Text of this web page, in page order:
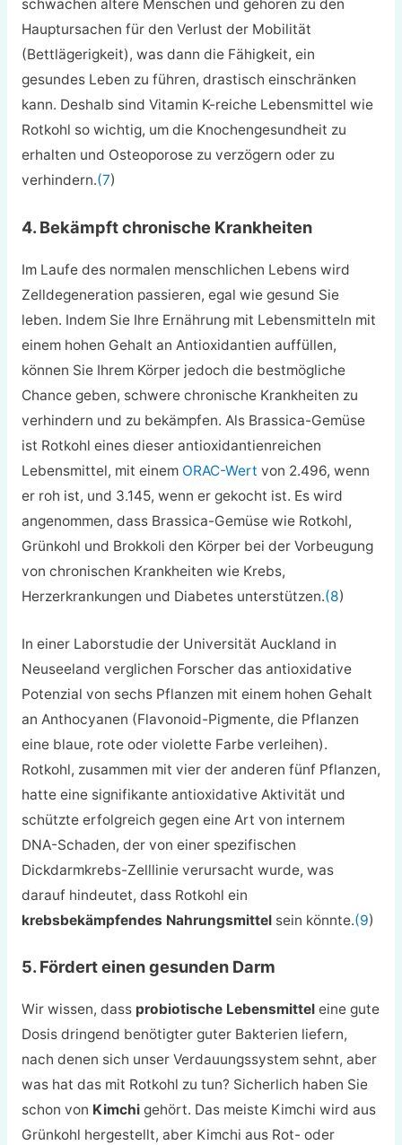
schwächen ältere Menschen und gehören zu den
Hauptursachen für den Verlust der Mobilität
(Bettlägerigkeit), was dann die Fähigkeit, ein
gesundes Leben zu führen, drastisch einschränken
kann. Deshalb sind Vitamin K-reiche Lebensmittel wie
Rotkohl so wichtig, um die Knochengesundheit zu
erhalten und Osteoporose zu verzögern oder zu
verhindern.(7)
4. Bekämpft chronische Krankheiten
Im Laufe des normalen menschlichen Lebens wird
Zelldegeneration passieren, egal wie gesund Sie
leben. Indem Sie Ihre Ernährung mit Lebensmitteln mit
einem hohen Gehalt an Antioxidantien auffüllen,
können Sie Ihrem Körper jedoch die bestmögliche
Chance geben, schwere chronische Krankheiten zu
verhindern und zu bekämpfen. Als Brassica-Gemüse
ist Rotkohl eines dieser antioxidantienreichen
Lebensmittel, mit einem ORAC-Wert von 2.496, wenn
er roh ist, und 3.145, wenn er gekocht ist. Es wird
angenommen, dass Brassica-Gemüse wie Rotkohl,
Grünkohl und Brokkoli den Körper bei der Vorbeugung
von chronischen Krankheiten wie Krebs,
Herzerkrankungen und Diabetes unterstützen.(8)
In einer Laborstudie der Universität Auckland in
Neuseeland verglichen Forscher das antioxidative
Potenzial von sechs Pflanzen mit einem hohen Gehalt
an Anthocyanen (Flavonoid-Pigmente, die Pflanzen
eine blaue, rote oder violette Farbe verleihen).
Rotkohl, zusammen mit vier der anderen fünf Pflanzen,
hatte eine signifikante antioxidative Aktivität und
schützte erfolgreich gegen eine Art von internem
DNA-Schaden, der von einer spezifischen
Dickdarmkrebs-Zelllinie verursacht wurde, was
darauf hindeutet, dass Rotkohl ein
krebsbekämpfendes Nahrungsmittelsein könnte.(9)
5. Fördert einen gesunden Darm
Wir wissen, dass probiotische Lebensmitteleine gute
Dosis dringend benötigter guter Bakterien liefern,
nach denen sich unser Verdauungssystem sehnt, aber
was hat das mit Rotkohl zu tun? Sicherlich haben Sie
schon von Kimchigehört. Das meiste Kimchi wird aus
Grünkohl hergestellt, aber Kimchi aus Rot- oder